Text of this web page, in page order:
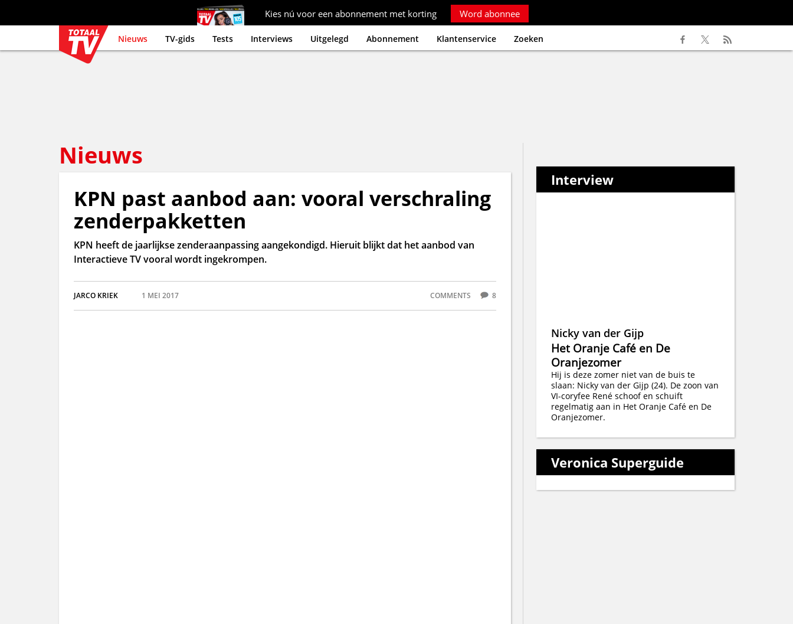
Kies nú voor een abonnement met korting Word abonnee
Nieuws TV-gids Tests Interviews Uitgelegd Abonnement Klantenservice Zoeken
Nieuws
KPN past aanbod aan: vooral verschraling
zenderpakketten
KPN heeft de jaarlijkse zenderaanpassing aangekondigd. Hieruit blijkt dat het aanbod van
Interactieve TV vooral wordt ingekrompen.
JARCO KRIEK 1 MEI 2017 COMMENTS 8
Interview
Nicky van der Gijp
Het Oranje Café en De
Oranjezomer
Hij is deze zomer niet van de buis te
slaan: Nicky van der Gijp (24). De zoon van
VI-coryfee René schoof en schuift
regelmatig aan in Het Oranje Café en De
Oranjezomer.
Veronica Superguide